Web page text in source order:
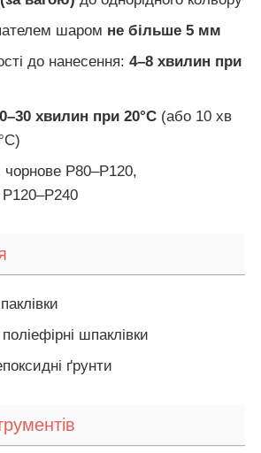
шаром не більше 5 мм
до нанесення: 4–8 хвилин при
хвилин при 20°C (або 10 хв
P80–P120,
шпаклівки
ґрунти